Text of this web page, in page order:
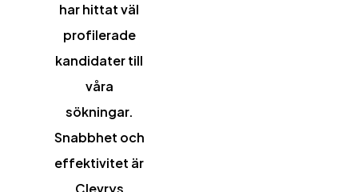
har hittat väl
profilerade
kandidater till
våra
sökningar.
Snabbhet och
effektivitet är
Clevrys